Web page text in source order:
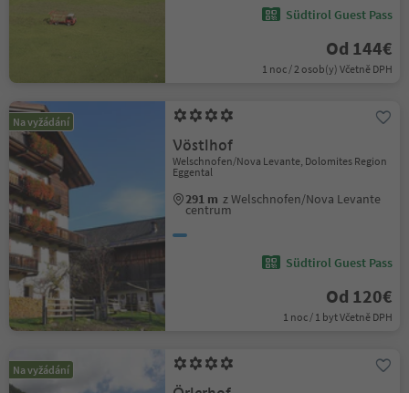
Südtirol Guest Pass
Od 144€
1 noc / 2 osob(y) Včetně DPH
Na vyžádání
Vöstlhof
Welschnofen/Nova Levante, Dolomites Region
Eggental
291 m z Welschnofen/Nova Levante
centrum
Südtirol Guest Pass
Od 120€
1 noc / 1 byt Včetně DPH
Na vyžádání